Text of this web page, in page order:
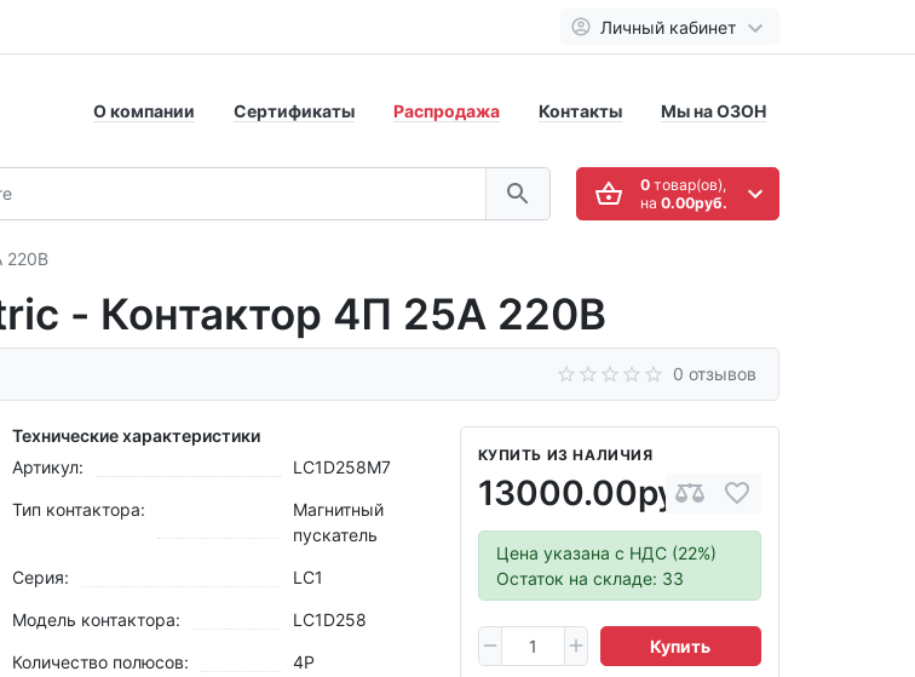
Личный кабинет
О компании Сертификаты Распродажа Контакты Мы на ОЗОН
0товар(ов),
на 0.00руб.
220В
- Контактор 4П 25A 220В
0 отзывов
КУПИТЬ ИЗ НАЛИЧИЯ
13000.00руб.
Цена указана с НДС (22%)
Остаток на складе: 33
Купить
Технические характеристики
Артикул:
LC1D258M7
Тип контактора:
Магнитный
пускатель
Серия: LC1
Модель контактора: LC1D258
Количество полюсов: 4Р